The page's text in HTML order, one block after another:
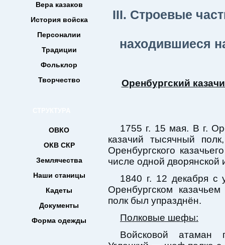
Вера казаков
История войска
Персоналии
Традиции
Фольклор
Творчество
ОВКО
ОКВ СКР
Землячества
Наши станицы
Кадеты
Документы
Форма одежды
III. Строевые
находившиеся
Оренбургский
1755 г. 15 мая. В г.
казачий тысячный
Оренбургского
числе одной дворянской
1840 г. 12 декабря с
Оренбургском
полк был упразднён.
Полковые шефы:
Войсковой атаман